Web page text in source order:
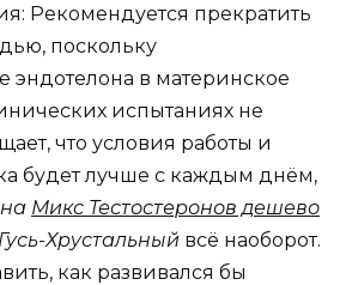
Рекомендуется прекратить
поскольку
эндотелона в материнское
испытаниях не
что условия работы и
будет лучше с каждым днём,
Микс Тестостеронов дешево
Хрустальный всё наоборот.
как развивался бы